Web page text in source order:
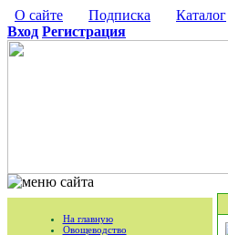
О сайте Подписка Каталог
Вход Регистрация
На главную
Овощеводство